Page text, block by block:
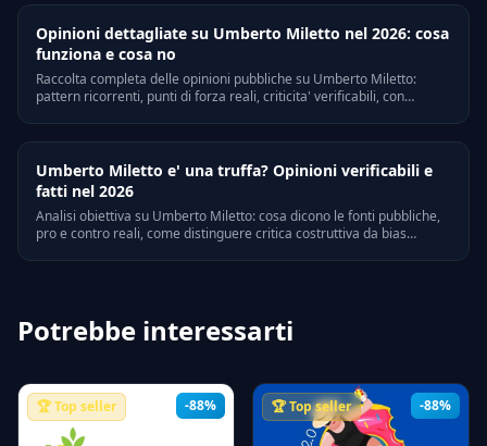
Opinioni dettagliate su Umberto Miletto nel 2026: cosa
funziona e cosa no
Raccolta completa delle opinioni pubbliche su Umberto Miletto:
pattern ricorrenti, punti di forza reali, criticita' verificabili, con
Umberto Miletto e' una truffa? Opinioni verificabili e
fatti nel 2026
Analisi obiettiva su Umberto Miletto: cosa dicono le fonti pubbliche,
pro e contro reali, come distinguere critica costruttiva da bias
Potrebbe interessarti
-88%
🏆 Top seller -88%
🏆 Top seller